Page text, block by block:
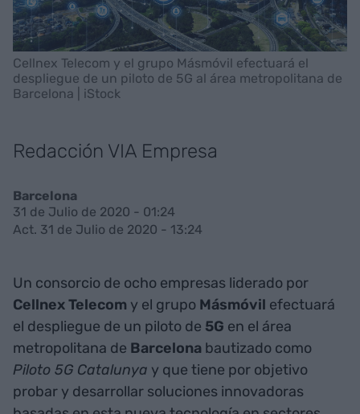
Cellnex Telecom y el grupo Másmóvil efectuará el
despliegue de un piloto de 5G al área metropolitana de
Barcelona | iStock
Redacción VIA Empresa
Barcelona
31 de Julio de 2020 - 01:24
Act. 31 de Julio de 2020 - 13:24
Un consorcio de ocho empresas liderado por
Cellnex Telecom y el grupo Másmóvil efectuará
el despliegue de un piloto de 5G en el área
metropolitana de Barcelona bautizado como
Piloto 5G Catalunya y que tiene por objetivo
probar y desarrollar soluciones innovadoras